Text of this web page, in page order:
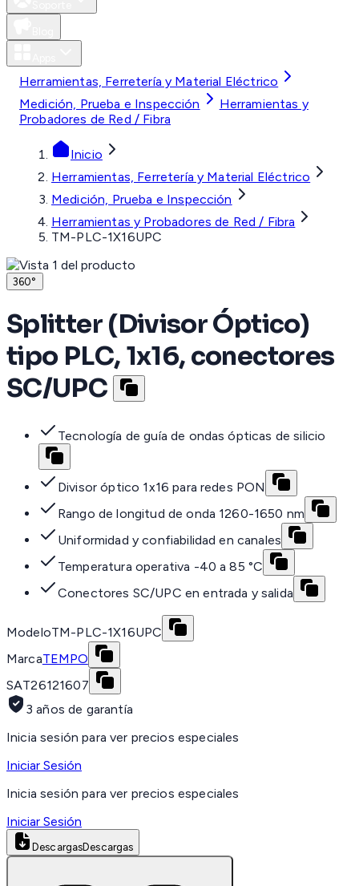
Herramientas, Ferretería y Material Eléctrico
Medición, Prueba e Inspección
Herramientas y
Probadores de Red / Fibra
Inicio
Herramientas, Ferretería y Material Eléctrico
Medición, Prueba e Inspección
Herramientas y Probadores de Red / Fibra
TM-PLC-1X16UPC
360°
Splitter (Divisor Óptico)
tipo PLC, 1x16, conectores
SC/UPC
Tecnología de guía de ondas ópticas de silicio
Divisor óptico 1x16 para redes PON
Rango de longitud de onda 1260-1650 nm
Uniformidad y confiabilidad en canales
Temperatura operativa -40 a 85 °C
Conectores SC/UPC en entrada y salida
ModeloTM-PLC-1X16UPC
MarcaTEMPO
SAT26121607
3 años de garantía
Inicia sesión para ver precios especiales
Iniciar Sesión
Inicia sesión para ver precios especiales
Iniciar Sesión
DescargasDescargas